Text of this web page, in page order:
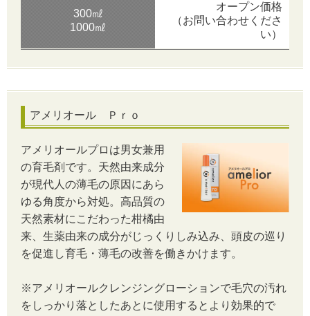
300㎖
1000㎖
オープン価格
（お問い合わせくださ
い）
アメリオール Ｐｒｏ
アメリオールプロは男女兼用
の育毛剤です。天然由来成分
が現代人の薄毛の原因にあら
ゆる角度から対処。高品質の
天然素材にこだわった柑橘由
来、生薬由来の成分がじっくりしみ込み、頭皮の巡り
を促進し育毛・薄毛の改善を働きかけます。
※アメリオールクレンジングローションで毛穴の汚れ
をしっかり落としたあとに使用するとより効果的で